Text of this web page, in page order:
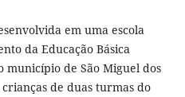
em uma escola
da Educação Básica
município de São Miguel dos
de duas turmas do